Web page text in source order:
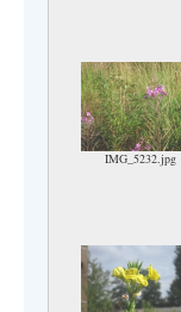
IMG_5232.jpg